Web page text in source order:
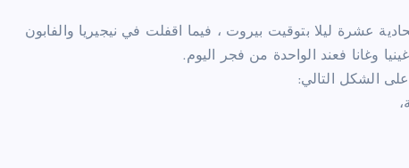
عشرة ليلا بتوقيت بيروت ، فيما اقفلت في نيجيريا والفابون
على الشكل التالي: